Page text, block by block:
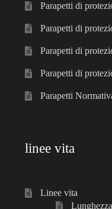
Parapetti di
Parapetti di
Parapetti di
Parapetti di
Parapetti
linee vita
Linee vita